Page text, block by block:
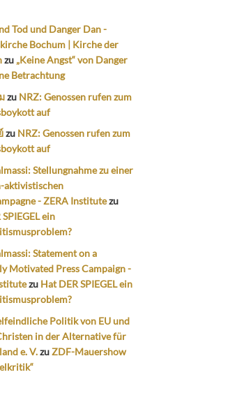
Tod und Danger Dan -
Bochum | Kirche der
zu „Keine Angst“ von Danger
Betrachtung
zu NRZ: Genossen rufen zum
auf
zu NRZ: Genossen rufen zum
auf
Stellungnahme zu einer
aktivistischen
- ZERA Institutezu
ein
Statement on a
Motivated Press Campaign -
zu Hat DER SPIEGEL ein
Politik von EU und
in der Alternative für
e. V.zuZDF-Mauershow